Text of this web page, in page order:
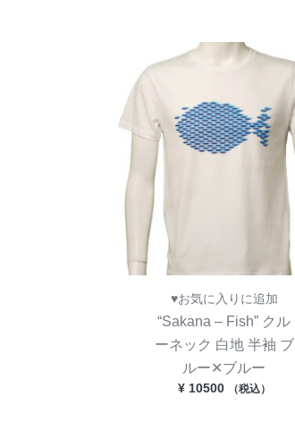
♥お気に入りに追加
“Sakana – Fish” クル
ーネック 白地 半袖 ブ
ルー✕ブルー
¥10500 （税込）